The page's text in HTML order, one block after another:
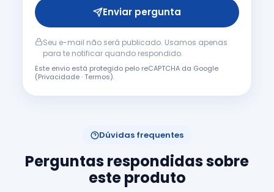
Enviar pergunta
Seu e-mail não será publicado. Usamos apenas
para te notificar quando respondido.
Este envio está protegido pelo reCAPTCHA da Google
(Privacidade·Termos).
Dúvidas frequentes
Perguntas respondidas sobre
este produto